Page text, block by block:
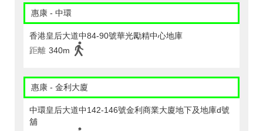
惠康 - 中環
香港皇后大道中84-90號華光勵精中心地庫
距離 340m
惠康 - 金利大廈
中環皇后大道中142-146號金利商業大廈地下及地庫d號
舖